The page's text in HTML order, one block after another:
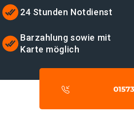
24 Stunden Notdienst
Barzahlung sowie mit
Karte möglich